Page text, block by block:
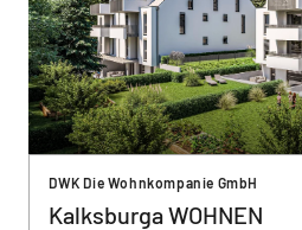
DWK Die Wohnkompanie GmbH
Kalksburga WOHNEN